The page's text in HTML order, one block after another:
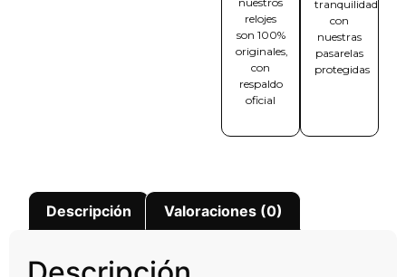
relojes
son 100%
originales,
con
respaldo
oficial
tranquilidad
con
nuestras
pasarelas
protegidas
Descripción Valoraciones (0)